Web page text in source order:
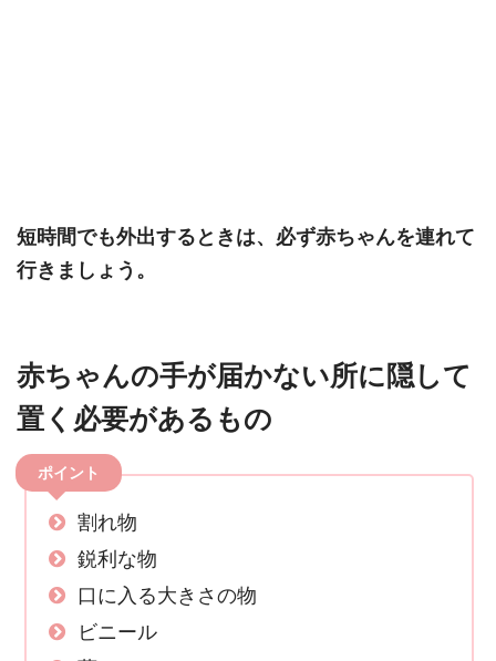
短時間でも外出するときは、必ず赤ちゃんを連れて
行きましょう。
赤ちゃんの手が届かない所に隠して
置く必要があるもの
ポイント
割れ物
鋭利な物
口に入る大きさの物
ビニール